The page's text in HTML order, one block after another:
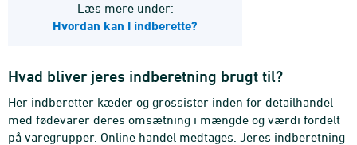
Læs mere under:
Hvordan kan I indberette?
Hvad bliver jeres indberetning brugt til?
Her indberetter kæder og grossister inden for detailhandel
med fødevarer deres omsætning i mængde og værdi fordelt
på varegrupper. Online handel medtages. Jeres indberetning